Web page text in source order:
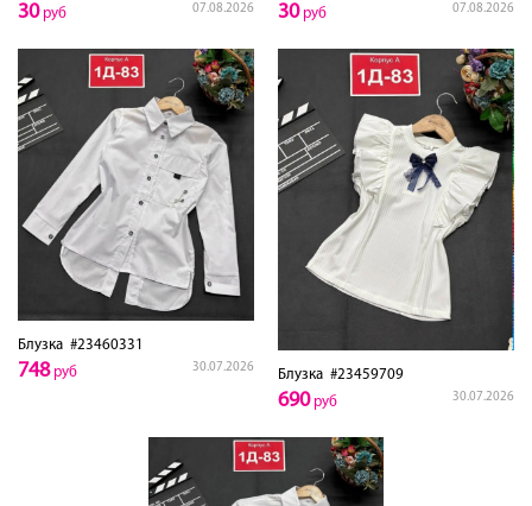
07.08.2026
30руб 07.08.2026
30руб
Блузка #23460331
30.07.2026
748руб Блузка #23459709
30.07.2026
690руб